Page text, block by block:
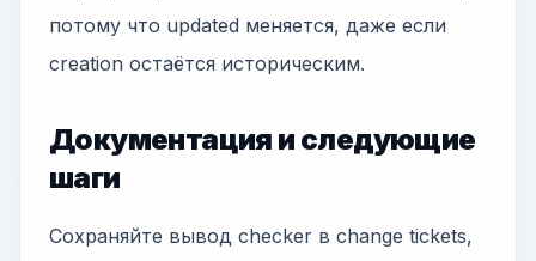
потому что updated меняется, даже если
creation остаётся историческим.
Документация и следующие
шаги
Сохраняйте вывод checker в change tickets,